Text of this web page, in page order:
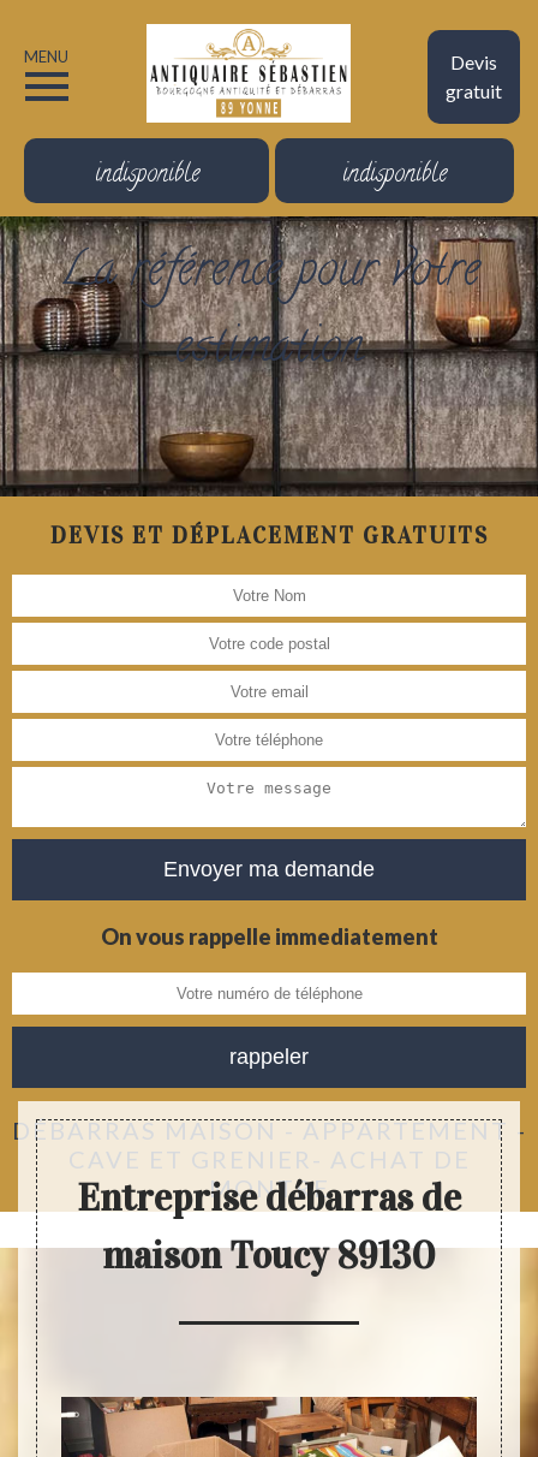
Devis
gratuit
MENU
indisponible indisponible
La référence pour votre
estimation
DEVIS ET DÉPLACEMENT GRATUITS
On vous rappelle immediatement
DÉBARRAS MAISON - APPARTEMENT -
CAVE ET GRENIER- ACHAT DE
MONTRE
Entreprise débarras de
maison Toucy 89130